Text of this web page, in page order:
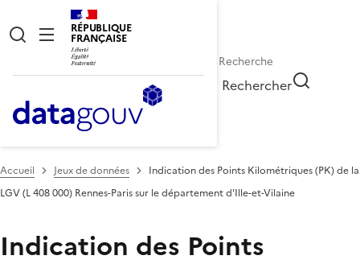
RÉPUBLIQUE
FRANÇAISE
Rechercher
Accueil Jeux de données
Indication des Points Kilométriques (PK) de la
LGV (L 408 000) Rennes-Paris sur le département d'Ille-et-Vilaine
Indication des Points